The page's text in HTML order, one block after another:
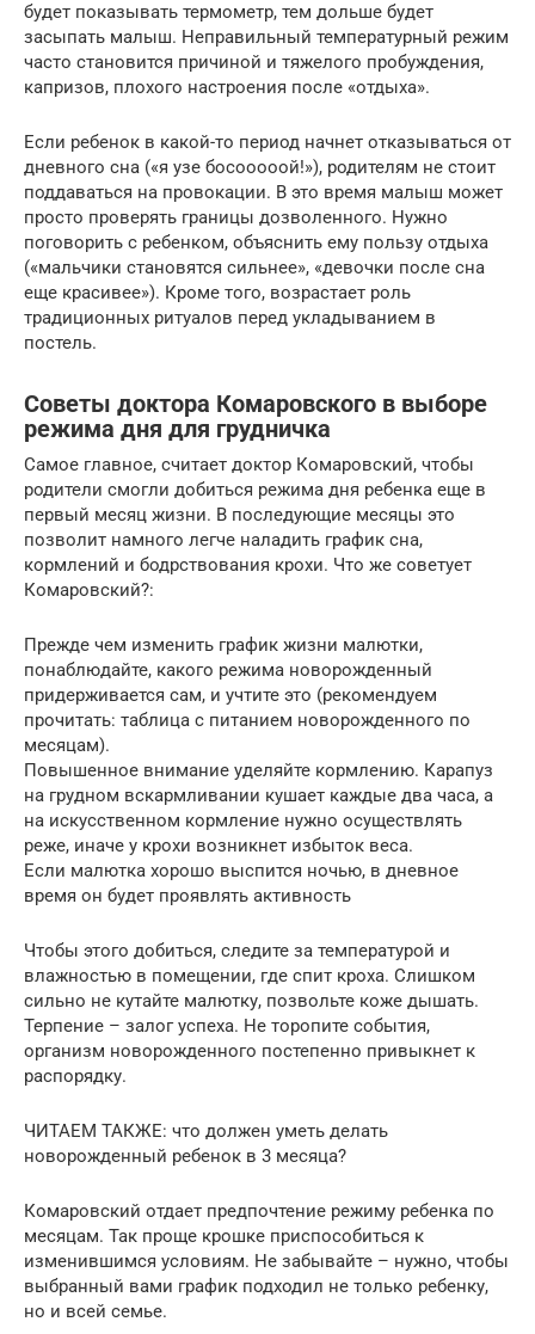
будет показывать термометр, тем дольше будет
засыпать малыш. Неправильный температурный режим
часто становится причиной и тяжелого пробуждения,
капризов, плохого настроения после «отдыха».
Если ребенок в какой-то период начнет отказываться от
дневного сна («я узе босооооой!»), родителям не стоит
поддаваться на провокации. В это время малыш может
просто проверять границы дозволенного. Нужно
поговорить с ребенком, объяснить ему пользу отдыха
(«мальчики становятся сильнее», «девочки после сна
еще красивее»). Кроме того, возрастает роль
традиционных ритуалов перед укладыванием в
постель.
Советы доктора Комаровского в выборе
режима дня для грудничка
Самое главное, считает доктор Комаровский, чтобы
родители смогли добиться режима дня ребенка еще в
первый месяц жизни. В последующие месяцы это
позволит намного легче наладить график сна,
кормлений и бодрствования крохи. Что же советует
Комаровский?:
Прежде чем изменить график жизни малютки,
понаблюдайте, какого режима новорожденный
придерживается сам, и учтите это (рекомендуем
прочитать: таблица с питанием новорожденного по
месяцам).
Повышенное внимание уделяйте кормлению. Карапуз
на грудном вскармливании кушает каждые два часа, а
на искусственном кормление нужно осуществлять
реже, иначе у крохи возникнет избыток веса.
Если малютка хорошо выспится ночью, в дневное
время он будет проявлять активность
Чтобы этого добиться, следите за температурой и
влажностью в помещении, где спит кроха. Слишком
сильно не кутайте малютку, позвольте коже дышать.
Терпение – залог успеха. Не торопите события,
организм новорожденного постепенно привыкнет к
распорядку.
ЧИТАЕМ ТАКЖЕ: что должен уметь делать
новорожденный ребенок в 3 месяца?
Комаровский отдает предпочтение режиму ребенка по
месяцам. Так проще крошке приспособиться к
изменившимся условиям. Не забывайте – нужно, чтобы
выбранный вами график подходил не только ребенку,
но и всей семье.